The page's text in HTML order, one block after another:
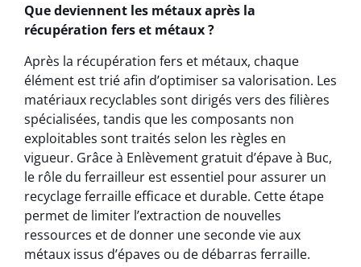
Que deviennent les métaux après la
récupération fers et métaux ?
Après la récupération fers et métaux, chaque
élément est trié afin d’optimiser sa valorisation. Les
matériaux recyclables sont dirigés vers des filières
spécialisées, tandis que les composants non
exploitables sont traités selon les règles en
vigueur. Grâce à Enlèvement gratuit d’épave à Buc,
le rôle du ferrailleur est essentiel pour assurer un
recyclage ferraille efficace et durable. Cette étape
permet de limiter l’extraction de nouvelles
ressources et de donner une seconde vie aux
métaux issus d’épaves ou de débarras ferraille.